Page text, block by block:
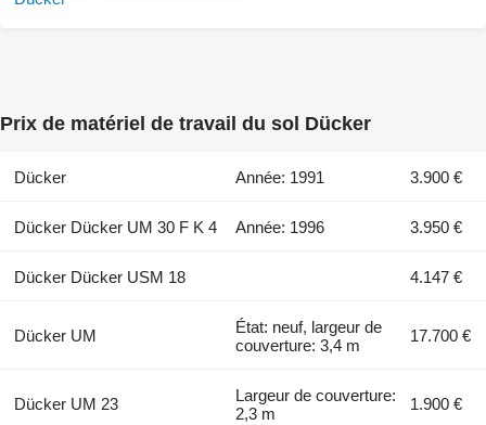
Prix de matériel de travail du sol Dücker
Dücker Année: 1991 3.900 €
Dücker Dücker UM 30 F K 4 Année: 1996 3.950 €
Dücker Dücker USM 18 4.147 €
Dücker UM
État: neuf, largeur de
couverture: 3,4 m
17.700 €
Dücker UM 23
Largeur de couverture:
2,3 m
1.900 €